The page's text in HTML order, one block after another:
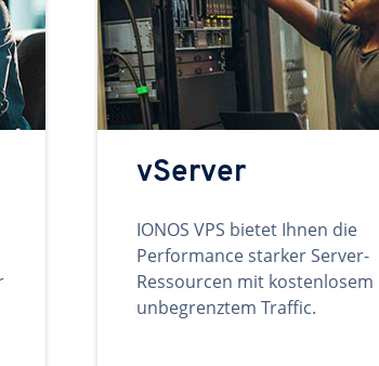
vServer
IONOS VPS bietet Ihnen die
Performance starker Server-
Ressourcen mit kostenlosem
unbegrenztem Traffic.